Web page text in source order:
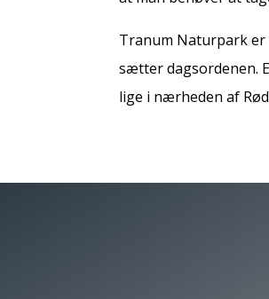
Tranum Naturpark er
sætter dagsordenen.
lige i nærheden af